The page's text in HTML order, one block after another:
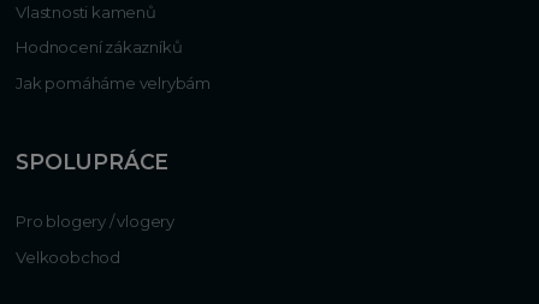
Vlastnosti kamenů
Hodnocení zákazníků
Jak pomáháme velrybám
SPOLUPRÁCE
Pro blogery / vlogery
Velkoobchod